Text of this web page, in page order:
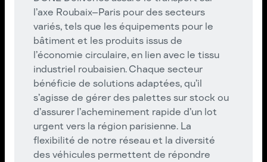
l’axe Roubaix–Paris pour des secteurs
variés, tels que les équipements pour le
bâtiment et les produits issus de
l’économie circulaire, en lien avec le tissu
industriel roubaisien. Chaque secteur
bénéficie de solutions adaptées, qu’il
s’agisse de gérer des palettes sur stock ou
d’assurer l’acheminement rapide d’un lot
urgent vers la région parisienne. La
flexibilité de notre réseau et la diversité
des véhicules permettent de répondre